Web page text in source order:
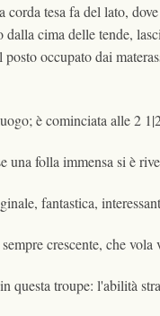
tesa fa del lato,
dalla cima delle tende,
occupato dai
è cominciata alle 2
una folla immensa si è
fantastica,
crescente, che
questa troupe: l'abilità